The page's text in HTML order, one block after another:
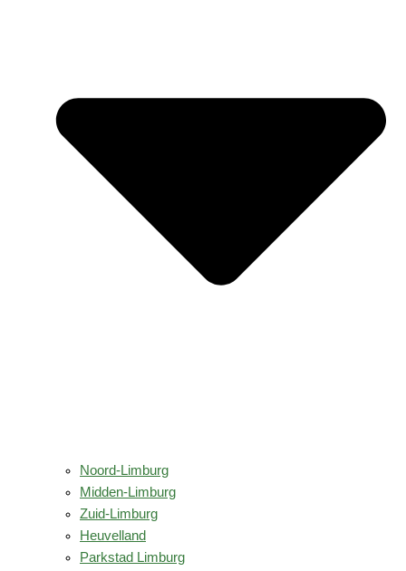
Noord-Limburg
Midden-Limburg
Zuid-Limburg
Heuvelland
Parkstad Limburg